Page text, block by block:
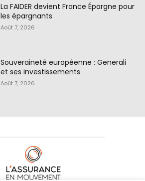
La FAIDER devient France Épargne pour
les épargnants
Août 7, 2026
Souveraineté européenne : Generali
et ses investissements
Août 7, 2026